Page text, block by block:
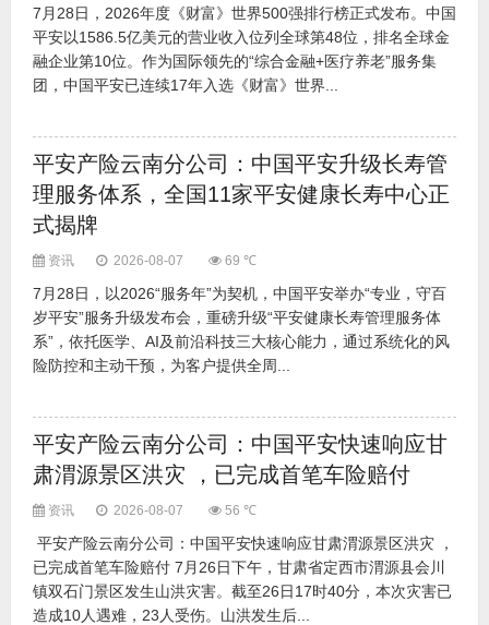
7月28日，2026年度《财富》世界500强排行榜正式发布。中国
平安以1586.5亿美元的营业收入位列全球第48位，排名全球金
融企业第10位。作为国际领先的“综合金融+医疗养老”服务集
团，中国平安已连续17年入选《财富》世界...
平安产险云南分公司：中国平安升级长寿管
理服务体系，全国11家平安健康长寿中心正
式揭牌
资讯 2026-08-07 69 ℃
7月28日，以2026“服务年”为契机，中国平安举办“专业，守百
岁平安”服务升级发布会，重磅升级“平安健康长寿管理服务体
系”，依托医学、AI及前沿科技三大核心能力，通过系统化的风
险防控和主动干预，为客户提供全周...
平安产险云南分公司：中国平安快速响应甘
肃渭源景区洪灾 ，已完成首笔车险赔付
资讯 2026-08-07 56 ℃
平安产险云南分公司：中国平安快速响应甘肃渭源景区洪灾 ，
已完成首笔车险赔付 7月26日下午，甘肃省定西市渭源县会川
镇双石门景区发生山洪灾害。截至26日17时40分，本次灾害已
造成10人遇难，23人受伤。山洪发生后...